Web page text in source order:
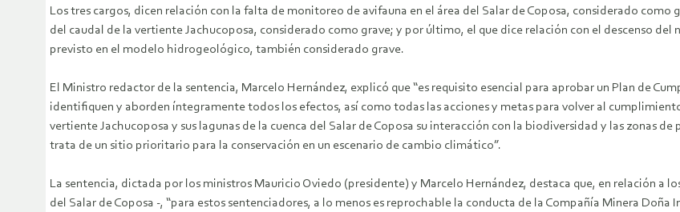
Los tres cargos, dicen relación con la falta de monitoreo de avifauna en el área del Salar de Coposa, considerado
del caudal de la vertiente Jachucoposa, considerado como grave; y por último, el que dice relación con el descenso
previsto en el modelo hidrogeológico, también considerado grave.
El Ministro redactor de la sentencia, Marcelo Hernández, explicó que “es requisito esencial para aprobar un Plan de
identifiquen y aborden íntegramente todos los efectos, así como todas las acciones y metas para volver al
vertiente Jachucoposa y sus lagunas de la cuenca del Salar de Coposa su interacción con la biodiversidad y las zonas
trata de un sitio prioritario para la conservación en un escenario de cambio climático”.
La sentencia, dictada por los ministros Mauricio Oviedo (presidente) y Marcelo Hernández, destaca que, en relación a
del Salar de Coposa -, “para estos sentenciadores, a lo menos es reprochable la conducta de la Compañía Minera